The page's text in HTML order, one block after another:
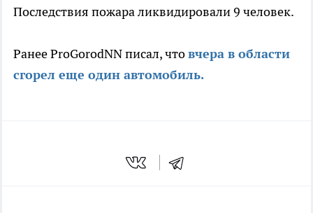
Последствия пожара ликвидировали 9 человек.
Ранее ProGorodNN писал, чтовчера в области
сгорел еще один автомобиль.